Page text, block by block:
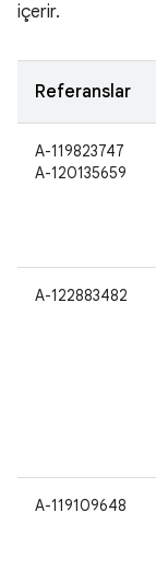
içerir.
Referanslar
A-119823747
A-120135659
A-122883482
A-119109648